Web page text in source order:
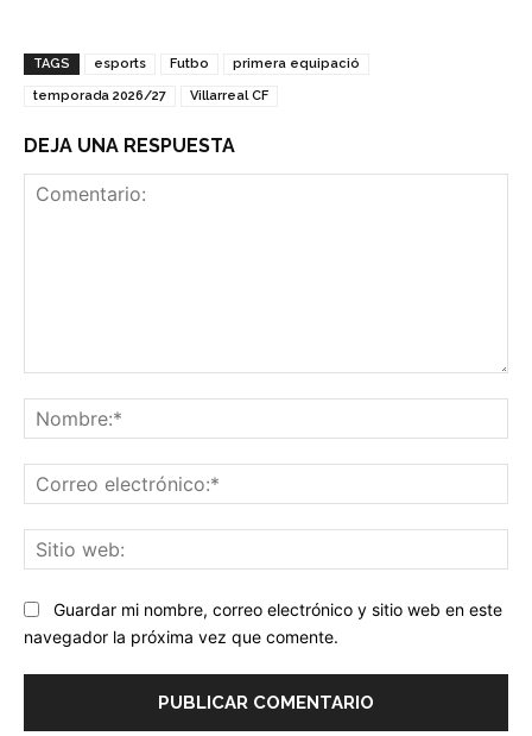
TAGS esports Futbo primera equipació
temporada 2026/27 Villarreal CF
DEJA UNA RESPUESTA
Guardar mi nombre, correo electrónico y sitio web en este
navegador la próxima vez que comente.